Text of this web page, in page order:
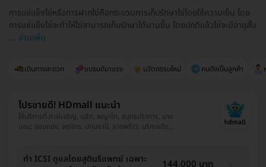
เดินทางสะดวก แบรนด์มาแรง นวัตกรรมใหม่ คนดังเป็นลูกค้า
การแช่แข็งไข่หรือการฝากไข่คือกระบวนการเก็บรักษาไข่โดยใช้ความเย็น โดย
การแช่แข็งไข่จะทำให้ไข่สามารถเก็บรักษาได้นานขึ้น โดยปกติแล้วไข่จะมีอายุสั้น
... อ่านเพิ่ม
โปรขายดี! HDmall แนะนำ
ให้บริการที่ ภาษีเจริญ, ดุสิต, พญาไท, สมุทรปราการ, บาง
บอน, จอมทอง, จตุจักร, ปทุมธานี, ลาดพร้าว, บริการถึง
บางรัก
ทำ ICSI ดูแลโดยสูตินรีแพทย์ เฉพาะ